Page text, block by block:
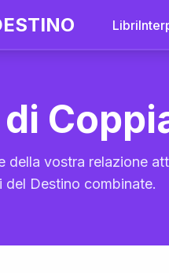
Libri
della vostra relazione
Destino combinate.